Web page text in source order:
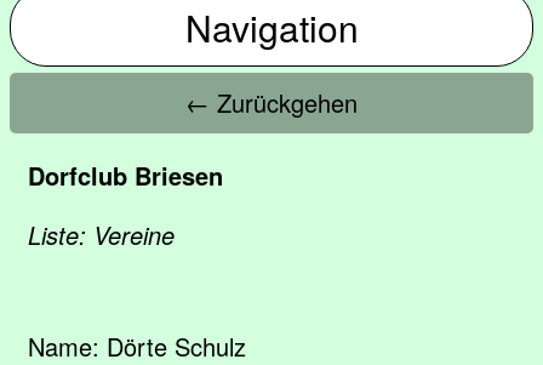
Navigation
← Zurückgehen
Dorfclub Briesen
Liste: Vereine
Name: Dörte Schulz